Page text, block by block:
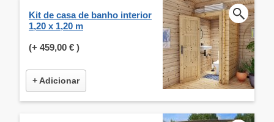
Kit de casa de banho interior
1,20 x 1,20 m
(+ 459,00 € )
+ Adicionar